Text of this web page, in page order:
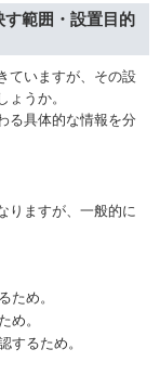
す範囲・設置目的
ていますが、その設
うか。
る具体的な情報を分
りますが、一般的に
ため。
め。
するため。